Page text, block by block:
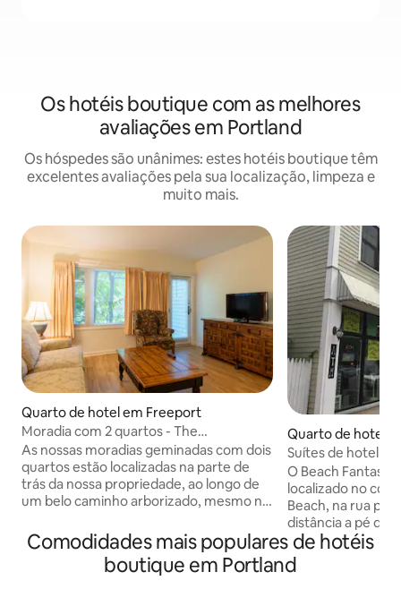
Os hotéis boutique com as melhores
avaliações em Portland
Os hóspedes são unânimes: estes hotéis boutique têm
excelentes avaliações pela sua localização, limpeza e
muito mais.
Quarto de hotel em Freeport
Moradia com 2 quartos - The
Harraseeket Inn
As nossas moradias geminadas com dois
quartos estão localizadas na parte de
trás da nossa propriedade, ao longo de
um belo caminho arborizado, mesmo no
perfeitos para uma viagem rápida para
uma família ou casal que gostaria de ter
espaço extra enquanto desfruta da
Quarto de hotel
ard Beach
Suítes de hotel
pessoas - Min
O Beach Fantasy
localizado no
Beach, na rua
distância a pé da
atrações, lojas,
as áreas de
oferece
Comodidades mais populares de hotéis
boutique em Portland